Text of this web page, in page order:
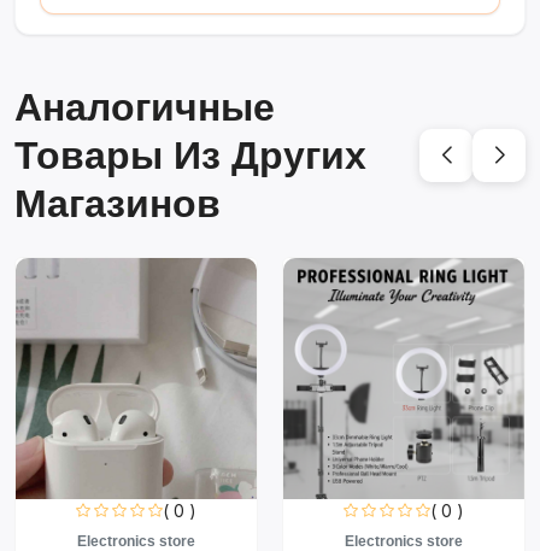
Аналогичные
Товары Из Других
Магазинов
( 0 )
Electronics store
( 0 )
Electronics store